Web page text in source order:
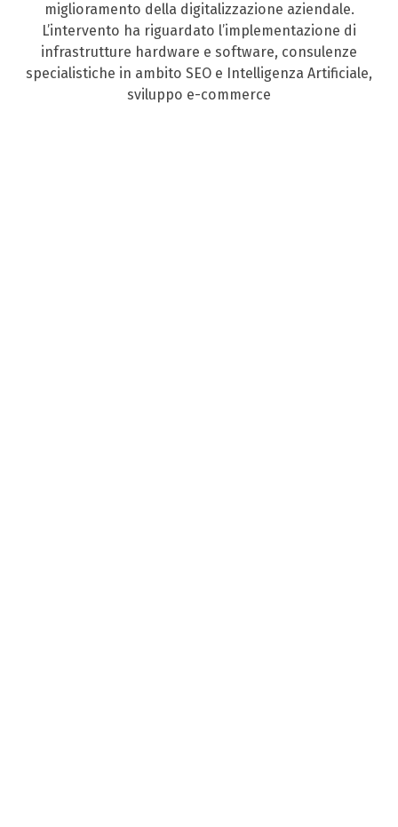
miglioramento della digitalizzazione aziendale.
L’intervento ha riguardato l’implementazione di
infrastrutture hardware e software, consulenze
specialistiche in ambito SEO e Intelligenza Artificiale,
sviluppo e-commerce